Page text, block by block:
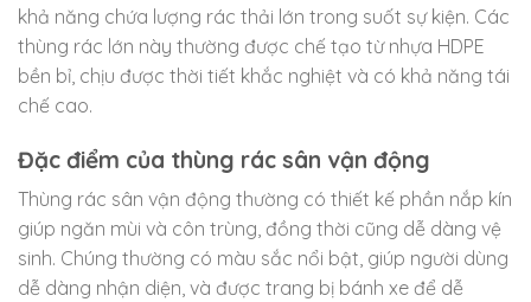
khả năng chứa lượng rác thải lớn trong suốt sự kiện. Các
thùng rác lớn này thường được chế tạo từ nhựa HDPE
bền bỉ, chịu được thời tiết khắc nghiệt và có khả năng tái
chế cao.
Đặc điểm của thùng rác sân vận động
Thùng rác sân vận động thường có thiết kế phần nắp kín
giúp ngăn mùi và côn trùng, đồng thời cũng dễ dàng vệ
sinh. Chúng thường có màu sắc nổi bật, giúp người dùng
dễ dàng nhận diện, và được trang bị bánh xe để dễ